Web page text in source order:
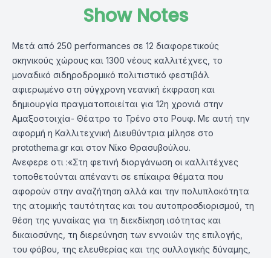
Show Notes
Μετά από 250 performances σε 12 διαφορετικούς
σκηνικούς χώρους και 1300 νέους καλλιτέχνες, το
μοναδικό σιδηροδρομικό πολιτιστικό φεστιβάλ
αφιερωμένο στη σύγχρονη νεανική έκφραση και
δημιουργία πραγματοποιείται για 12η χρονιά στην
Αμαξοστοιχία- Θέατρο το Τρένο στο Ρουφ. Με αυτή την
αφορμή η Καλλιτεχνική Διευθύντρια μίλησε στο
protothema.gr και στον Νίκο Θρασυβούλου.
Ανεφερε οτι :«Στη φετινή διοργάνωση οι καλλιτέχνες
τοποθετούνται απέναντι σε επίκαιρα θέματα που
αφορούν στην αναζήτηση αλλά και την πολυπλοκότητα
της ατομικής ταυτότητας και του αυτοπροσδιορισμού, τη
θέση της γυναίκας για τη διεκδίκηση ισότητας και
δικαιοσύνης, τη διερεύνηση των εννοιών της επιλογής,
του φόβου, της ελευθερίας και της συλλογικής δύναμης,